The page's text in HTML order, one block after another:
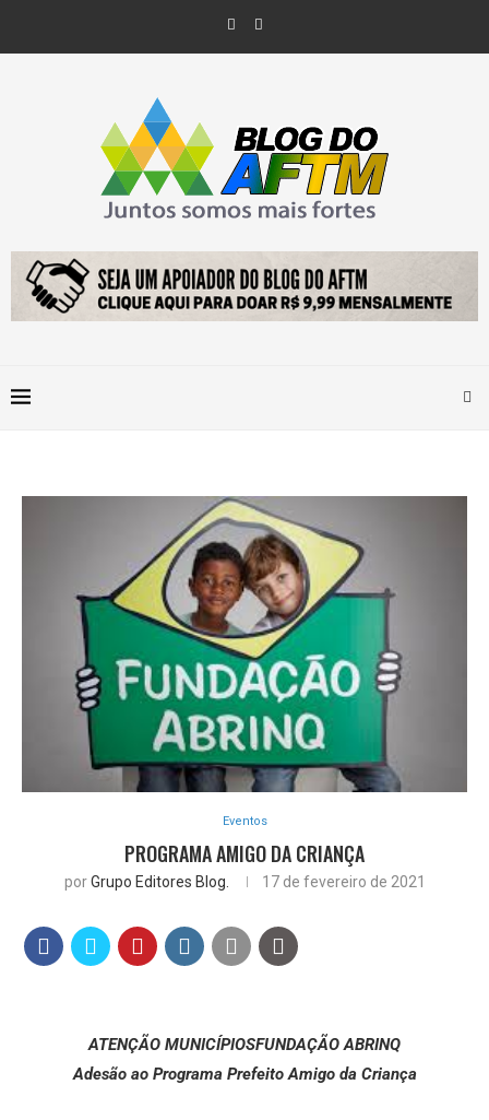
Eventos
PROGRAMA AMIGO DA CRIANÇA
porGrupo Editores Blog. 17 de fevereiro de 2021
ATENÇÃO MUNICÍPIOSFUNDAÇÃO ABRINQ
Adesão ao Programa Prefeito Amigo da Criança